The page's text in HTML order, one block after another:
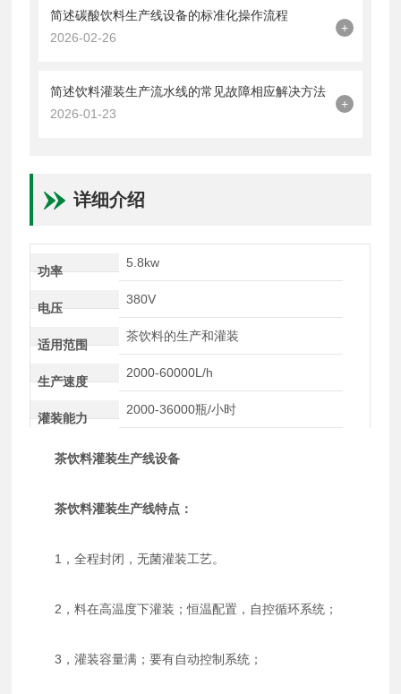
简述碳酸饮料生产线设备的标准化操作流程
2026-02-26
+
简述饮料灌装生产流水线的常见故障相应解决方法
2026-01-23
+
详细介绍
功率
5.8kw
电压
380V
适用范围
茶饮料的生产和灌装
生产速度
2000-60000L/h
灌装能力
2000-36000瓶/小时
茶饮料灌装生产线设备
茶饮料灌装生产线特点：
1，全程封闭，无菌灌装工艺。
2，料在高温度下灌装；恒温配置，自控循环系统；
3，灌装容量满；要有自动控制系统；